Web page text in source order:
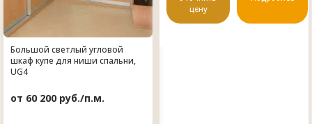
Большой светлый угловой
шкаф купе для ниши спальни,
UG4
от 60 200 руб./п.м.
цену